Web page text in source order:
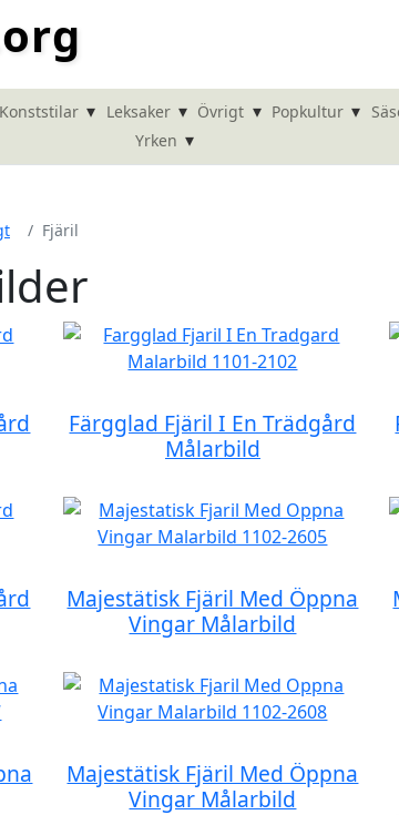
Konststilar ▾ Leksaker ▾ Övrigt ▾ Popkultur ▾
Yrken ▾
Fjäril
Färgglad Fjäril I En Trädgård
Målarbild
Majestätisk Fjäril Med Öppna
Vingar Målarbild
Majestätisk Fjäril Med Öppna
Vingar Målarbild